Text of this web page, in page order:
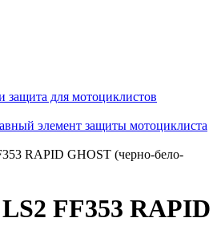
защита для мотоциклистов
элемент защиты мотоциклиста
RAPID GHOST (черно-бело-
FF353 RAPID